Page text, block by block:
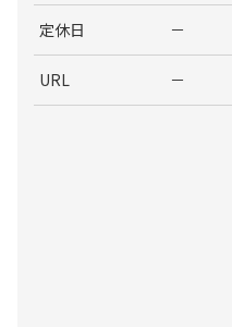
定休日 －
URL －